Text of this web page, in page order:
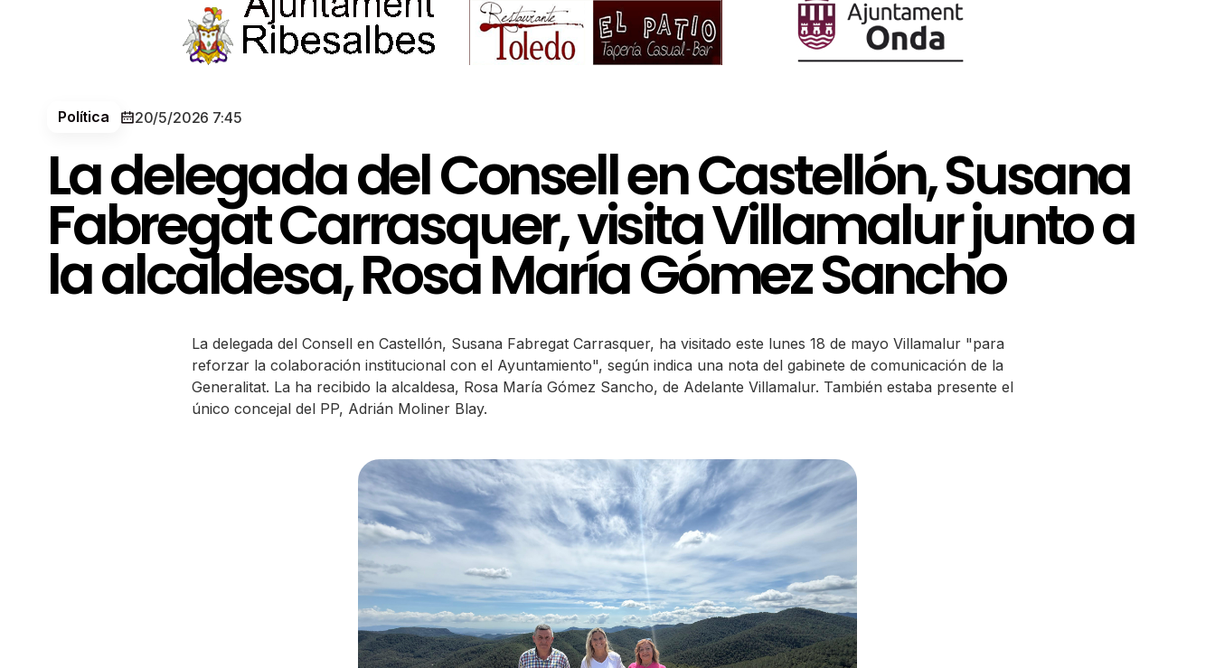
Política 20/5/2026 7:45
La delegada del Consell en Castellón, Susana
Fabregat Carrasquer, visita Villamalur junto a
la alcaldesa, Rosa María Gómez Sancho
La delegada del Consell en Castellón, Susana Fabregat Carrasquer, ha visitado este lunes 18 de mayo Villamalur "para
reforzar la colaboración institucional con el Ayuntamiento", según indica una nota del gabinete de comunicación de la
Generalitat. La ha recibido la alcaldesa, Rosa María Gómez Sancho, de Adelante Villamalur. También estaba presente el
único concejal del PP, Adrián Moliner Blay.